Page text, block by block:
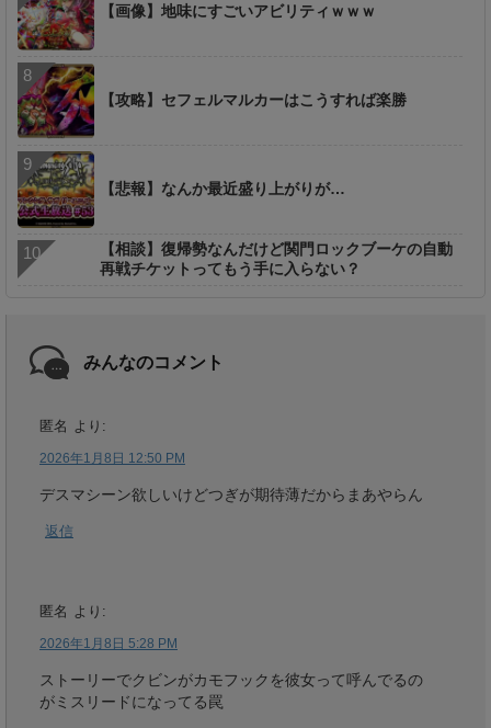
【画像】地味にすごいアビリティｗｗｗ
【攻略】セフェルマルカーはこうすれば楽勝
【悲報】なんか最近盛り上がりが…
【相談】復帰勢なんだけど関門ロックブーケの自動
再戦チケットってもう手に入らない？
みんなのコメント
匿名 より:
2026年1月8日 12:50 PM
デスマシーン欲しいけどつぎが期待薄だからまあやらん
返信
匿名 より:
2026年1月8日 5:28 PM
ストーリーでクビンがカモフックを彼女って呼んでるの
がミスリードになってる罠